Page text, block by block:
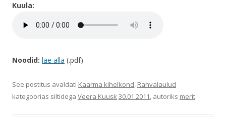
Kuula:
Noodid: lae alla (.pdf)
See postitus avaldati Kaarma kihelkond, Rahvalaulud
kategoorias siltidega Veera Kuusk30.01.2011, autoriks merit.